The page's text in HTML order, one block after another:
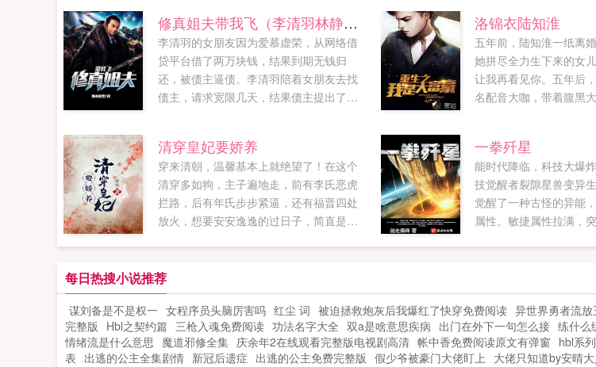
修真姐夫带我飞（李清羽林静雅）
李清羽的女朋友因为爱慕虚荣，从网络借
贷平台借了两万块钱，结果到期无钱归
还，被债主逼债。李清羽陪着女朋友去找
债主，请求宽限几天，结果债主提出了一
异瞳高手李清羽林静雅还不错的话请不要
忘记向您QQ群和微博里的朋友推荐哦！...
洛锦衣陆知淮
五年前，陆知淮一纸离
她拼尽全力生下来的女
让我再看见你。五年后
名配音大咖，带着腹黑
对cp，磕了！洛锦衣斗
箭，洛执道后悔了吧，
手看热闹，某霸道陆总
上...
清穿皇妃要娇养
穿来清朝，温馨基本上就绝望了！在这个
清穿多如狗，主子遍地走，前有李氏恶虎
拦路，后有年氏步步紧逼，还有福晋四处
放火，想要安安逸逸的过日子，简直是难
一拳歼星
能时代降临，科技大爆
技觉醒者裂隙星兽变异
觉醒了一种古怪的异能
属性。敏捷属性拉满，
意识植入，思维控制注
线。导读第363章肉身
用力材料第639章可控
舰载天基武器。...
每日热搜小说推荐
谋刘备是不是权一 女程序员头脑厉害吗 红尘 词 被迫拯救炮灰后我爆红了快穿免费阅读 异世界勇者流
完整版 Hbl之契约篇 三枪入魂免费阅读 功法名字大全 双a是啥意思疾病 出门在外下一句怎么接 练什么
情绪流是什么意思 魔道邪修全集 庆余年2在线观看完整版电视剧高清 帐中香免费阅读原文有弹窗 hbl系
表 出逃的公主全集剧情 新冠后遗症 出逃的公主免费完整版 假少爷被豪门大佬盯上 大佬只知道by安晴